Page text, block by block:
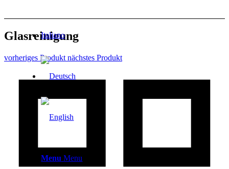
Italiano
Menu Menu
Glasreinigung
vorheriges Produkt nächstes Produkt